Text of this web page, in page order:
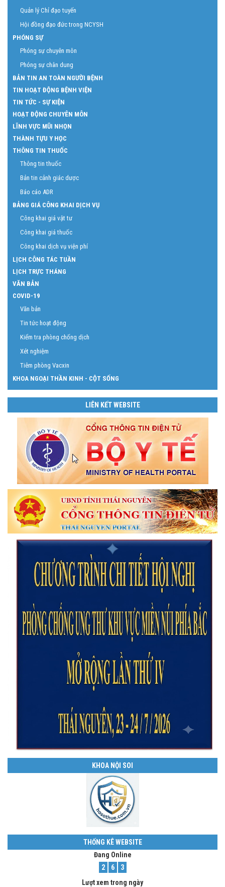
ĐÀO TẠO VÀ CHỈ ĐẠO TUYẾN
Quản lý đào tạo
Quản lý Chỉ đạo tuyến
Hội đồng đạo đức trong NCYSH
PHÓNG SỰ
Phóng sự chuyên môn
Phóng sự chân dung
BẢN TIN AN TOÀN NGƯỜI BỆNH
TIN HOẠT ĐỘNG BỆNH VIỆN
TIN TỨC - SỰ KIỆN
HOẠT ĐỘNG CHUYÊN MÔN
LĨNH VỰC MŨI NHỌN
THÀNH TỰU Y HỌC
THÔNG TIN THUỐC
Thông tin thuốc
Bản tin cảnh giác dược
Báo cáo ADR
BẢNG GIÁ CÔNG KHAI DỊCH VỤ
Công khai giá vật tư
Công khai giá thuốc
Công khai dịch vụ viện phí
LỊCH CÔNG TÁC TUẦN
LỊCH TRỰC THÁNG
VĂN BẢN
COVID-19
Văn bản
Tin tức hoạt động
Kiểm tra phòng chống dịch
Xét nghiệm
Tiêm phòng Vacxin
KHOA NGOẠI THẦN KINH - CỘT SỐNG
LIÊN KẾT WEBSITE
KHOA NỘI SOI
THỐNG KÊ WEBSITE
Đang Online